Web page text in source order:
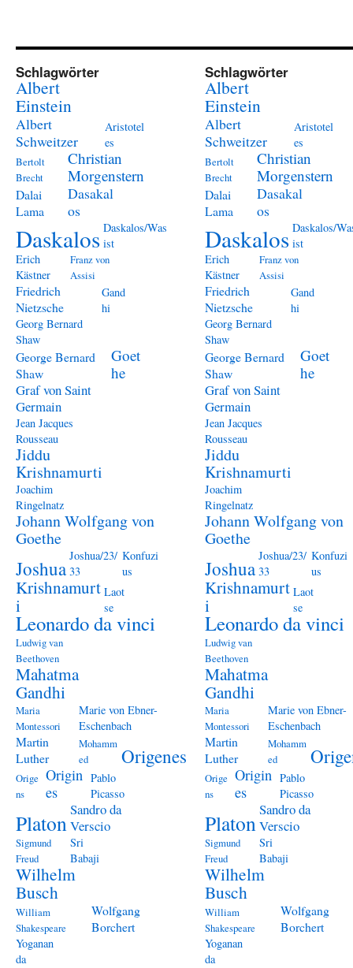
Schlagwörter
Albert
Einstein
Albert
Schweitzer
Aristotel
es
Bertolt
Brecht
Christian
Morgenstern
Dalai
Lama
Dasakal
os
Daskalos Daskalos/Was
ist
Erich
Kästner
Franz von
Assisi
Friedrich
Nietzsche
Gand
hi
Georg Bernard
Shaw
George Bernard
Shaw
Goet
he
Graf von Saint
Germain
Jean Jacques
Rousseau
Jiddu
Krishnamurti
Joachim
Ringelnatz
Johann Wolfgang von
Goethe
Joshua
Joshua/23/
33
Konfuzi
us
Krishnamurt
i
Laot
se
Leonardo da vinci
Ludwig van
Beethoven
Mahatma
Gandhi
Maria
Montessori
Marie von Ebner-
Eschenbach
Martin
Luther
Mohamm
ed
Origenes
Orige
ns
Origin
es
Pablo
Picasso
Platon
Sandro da
Verscio
Sigmund
Freud
Sri
Babaji
Wilhelm
Busch
William
Shakespeare
Wolfgang
Borchert
Yoganan
da
Schlagwörter
Albert
Einstein
Albert
Schweitzer
Aristotel
es
Bertolt
Brecht
Christian
Morgenstern
Dalai
Lama
Dasakal
os
Daskalos Daskalos/
ist
Erich
Kästner
Franz von
Assisi
Friedrich
Nietzsche
Gand
hi
Georg Bernard
Shaw
George Bernard
Shaw
Goet
he
Graf von Saint
Germain
Jean Jacques
Rousseau
Jiddu
Krishnamurti
Joachim
Ringelnatz
Johann Wolfgang von
Goethe
Joshua
Joshua/23/
33
Konfuzi
us
Krishnamurt
i
Laot
se
Leonardo da vinci
Ludwig van
Beethoven
Mahatma
Gandhi
Maria
Montessori
Marie von Ebner-
Eschenbach
Martin
Luther
Mohamm
ed
Orige
ns
Origin
es
Pablo
Picasso
Platon
Sandro da
Verscio
Sigmund
Freud
Sri
Babaji
Wilhelm
Busch
William
Shakespeare
Wolfgang
Borchert
Yoganan
da